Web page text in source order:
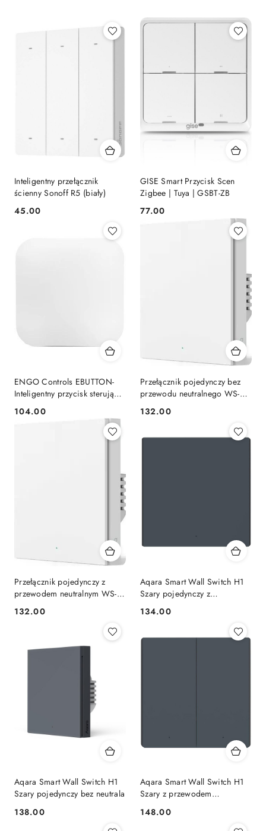
Inteligentny przełącznik
ścienny Sonoff R5 (biały)
Cena:
45.00
GISE Smart Przycisk Scen
Zigbee | Tuya | GSBT-ZB
Cena:
77.00
ENGO Controls EBUTTON-
Inteligentny przycisk sterujący
ZigBee
Cena:
104.00
Przełącznik pojedynczy bez
przewodu neutralnego WS-
Cena:
132.00
Przełącznik pojedynczy z
przewodem neutralnym WS-
EUK03 Aqara
Cena:
132.00
Aqara Smart Wall Switch H1
Szary pojedynczy z
przewodem neutralnym
Cena:
134.00
Aqara Smart Wall Switch H1
Szary pojedynczy bez neutrala
Cena:
138.00
Aqara Smart Wall Switch H1
Szary z przewodem
Cena:
148.00